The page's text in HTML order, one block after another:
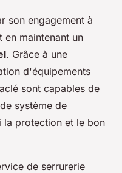
son engagement à
maintenant un
. Grâce à une
d'équipements
sont capables de
système de
la protection et le bon
de serrurerie